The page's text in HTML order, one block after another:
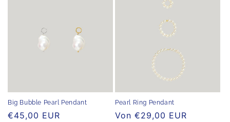
Big Bubble Pearl Pendant
Normaler
€45,00 EUR
Pearl Ring Pendant
Normaler
Von €29,00 EUR